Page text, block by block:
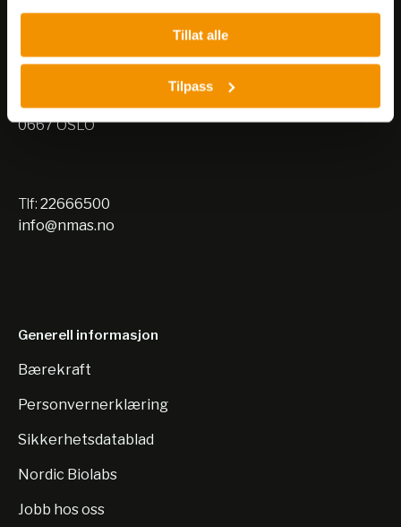
Tillat alle
Tilpass
Besøksadresse:
0667 OSLO
Nils Hansens vei 10
0667 OSLO
Tlf: 22666500
info@nmas.no
Generell informasjon
Bærekraft
Personvernerklæring
Sikkerhetsdatablad
Nordic Biolabs
Jobb hos oss